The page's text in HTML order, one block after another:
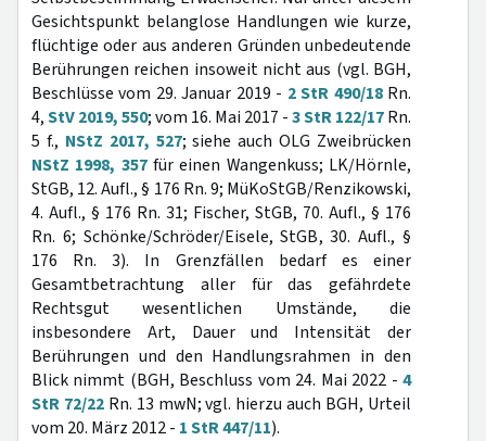
Gesichtspunkt belanglose Handlungen wie kurze,
flüchtige oder aus anderen Gründen unbedeutende
Berührungen reichen insoweit nicht aus (vgl. BGH,
Beschlüsse vom 29. Januar 2019 - 2 StR 490/18Rn.
4,StV 2019, 550; vom 16. Mai 2017 -3 StR 122/17Rn.
5 f., NStZ 2017, 527; siehe auch OLG Zweibrücken
NStZ 1998, 357für einen Wangenkuss; LK/Hörnle,
StGB, 12. Aufl., § 176 Rn. 9; MüKoStGB/Renzikowski,
4. Aufl., § 176 Rn. 31; Fischer, StGB, 70. Aufl., § 176
Rn. 6; Schönke/Schröder/Eisele, StGB, 30. Aufl., §
176 Rn. 3). In Grenzfällen bedarf es einer
Gesamtbetrachtung aller für das gefährdete
Rechtsgut wesentlichen Umstände, die
insbesondere Art, Dauer und Intensität der
Berührungen und den Handlungsrahmen in den
Blick nimmt (BGH, Beschluss vom 24. Mai 2022 - 4
StR 72/22Rn. 13 mwN; vgl. hierzu auch BGH, Urteil
vom 20. März 2012 - 1 StR 447/11).